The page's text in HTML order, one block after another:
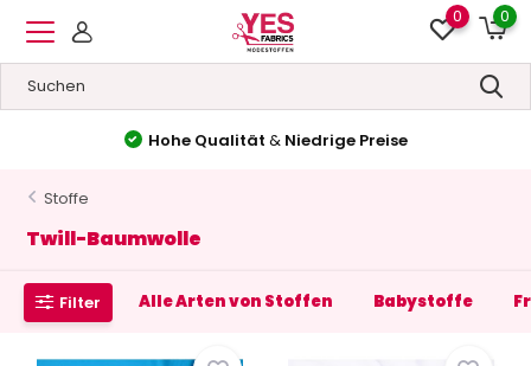
0 0
Hohe Qualität & Niedrige Preise
Stoffe
Twill-Baumwolle
Filter Alle Arten von Stoffen Babystoffe